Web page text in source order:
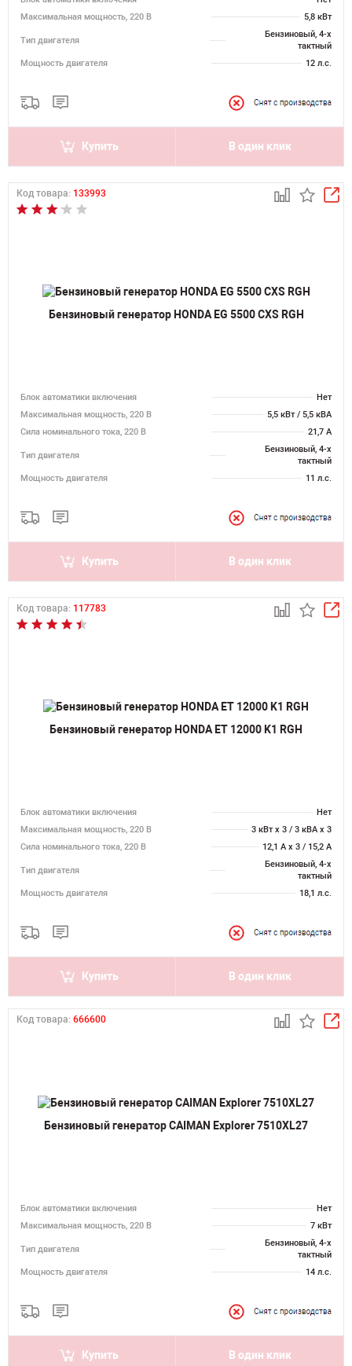
Максимальная мощность, 220 В
5,8 кВт
Тип двигателя
Бензиновый, 4-х
тактный
Мощность двигателя
12 л.с.
Купить В один клик
Код товара: 133993
Бензиновый генератор HONDA EG 5500 CXS RGH
Блок автоматики включения
Нет
Максимальная мощность, 220 В
5,5 кВт / 5,5 кВА
Сила номинального тока, 220 В
21,7 А
Тип двигателя
Бензиновый, 4-х
тактный
Мощность двигателя
11 л.с.
Купить В один клик
Код товара: 117783
Бензиновый генератор HONDA ET 12000 K1 RGH
Блок автоматики включения
Нет
Максимальная мощность, 220 В
3 кВт x 3 / 3 кВА x 3
Сила номинального тока, 220 В
12,1 А x 3 / 15,2 А
Тип двигателя
Бензиновый, 4-х
тактный
Мощность двигателя
18,1 л.с.
Купить В один клик
Код товара: 666600
Бензиновый генератор CAIMAN Explorer 7510XL27
Блок автоматики включения
Нет
Максимальная мощность, 220 В
7 кВт
Тип двигателя
Бензиновый, 4-х
тактный
Мощность двигателя
14 л.с.
Купить В один клик